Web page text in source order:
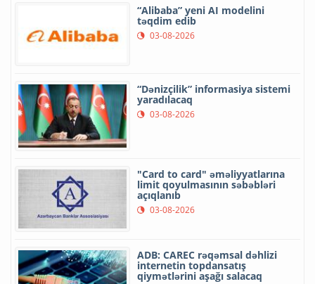
“Alibaba” yeni AI modelini
təqdim edib
03-08-2026
“Dənizçilik” informasiya sistemi
yaradılacaq
03-08-2026
"Card to card" əməliyyatlarına
limit qoyulmasının səbəbləri
açıqlanıb
03-08-2026
ADB: CAREC rəqəmsal dəhlizi
internetin topdansatış
qiymətlərini aşağı salacaq